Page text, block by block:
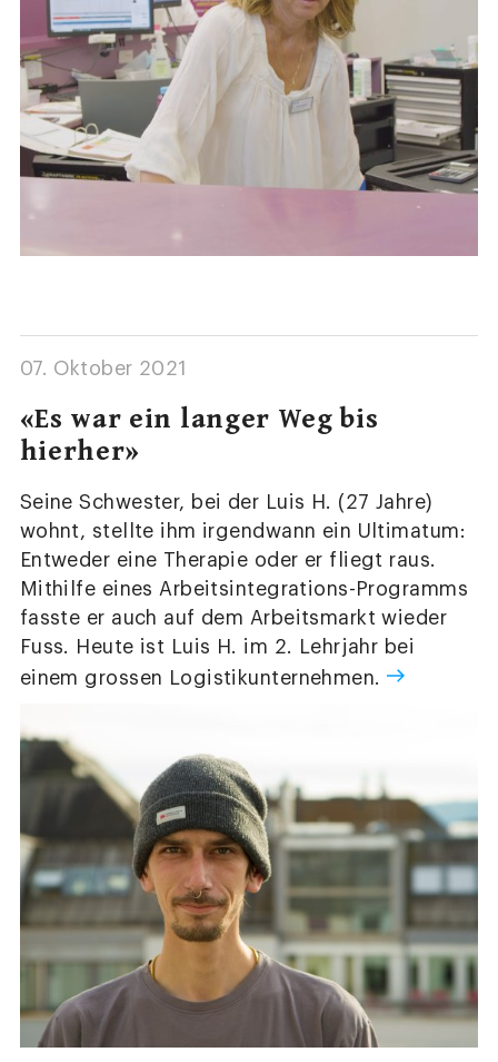
07. Oktober 2021
«Es war ein langer Weg bis
hierher»
Seine Schwester, bei der Luis H. (27 Jahre)
wohnt, stellte ihm irgendwann ein Ultimatum:
Entweder eine Therapie oder er fliegt raus.
Mithilfe eines Arbeitsintegrations-Programms
fasste er auch auf dem Arbeitsmarkt wieder
Fuss. Heute ist Luis H. im 2. Lehrjahr bei
einem grossen Logistikunternehmen.